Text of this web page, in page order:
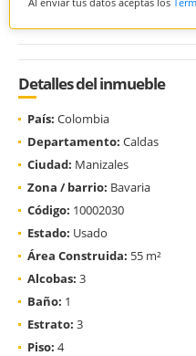
Detalles del inmueble
País: Colombia
Departamento: Caldas
Ciudad: Manizales
Zona / barrio: Bavaria
Código: 10002030
Estado: Usado
Área Construida: 55 m²
Alcobas: 3
Baño: 1
Estrato: 3
Piso: 4